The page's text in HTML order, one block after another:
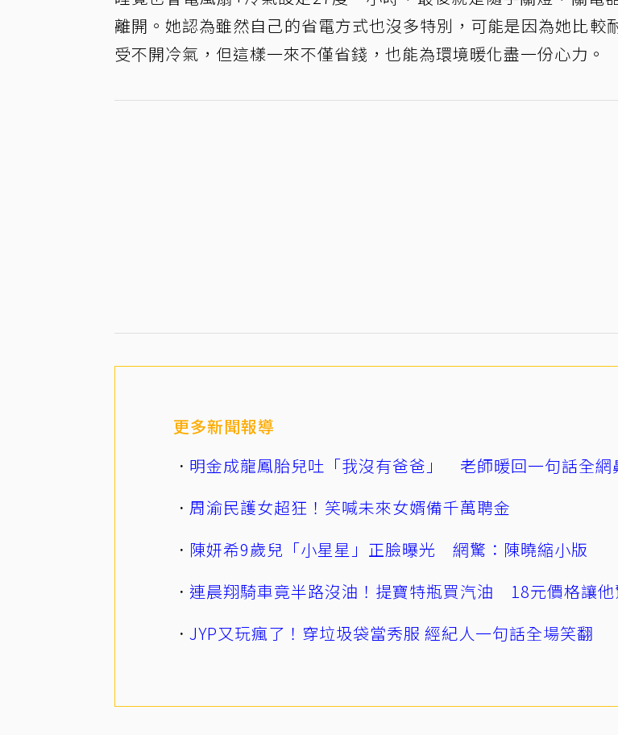
離開。她認為雖然自己的省電方式也沒多特別，可能是因為她比較
受不開冷氣，但這樣一來不僅省錢，也能為環境暖化盡一份心力。
更多新聞報導
明金成龍鳳胎兒吐「我沒有爸爸」 老師暖回一句話全網
周渝民護女超狂！笑喊未來女婿備千萬聘金
陳妍希9歲兒「小星星」正臉曝光 網驚：陳曉縮小版
連晨翔騎車竟半路沒油！提寶特瓶買汽油 18元價格讓他
JYP又玩瘋了！穿垃圾袋當秀服 經紀人一句話全場笑翻